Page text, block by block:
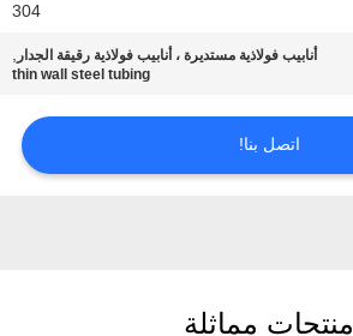
304
أنابيب فولاذية مستديرة ، أنابيب فولاذية رقيقة الجدار ,
thin wall steel tubing
اتصل بنا!
منتجات مماثلة